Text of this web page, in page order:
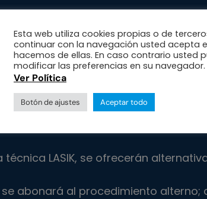
sobre el valor del procedimiento
en procedimientos refractivos,
técnica LASIK, se ofrecerán
abonará al procedimiento
Esta web utiliza cookies propias o de
continuar con la navegación usted acepta
hacemos de ellas. En caso contrario usted
modificar las preferencias en su navegador.
Ver Política
Botón de ajustes Aceptar todo